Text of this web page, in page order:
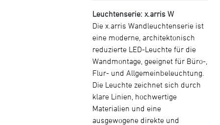
Leuchtenserie: x.arris W
Die x.arris Wandleuchtenserie ist
eine moderne, architektonisch
reduzierte LED-Leuchte für die
Wandmontage, geeignet für Büro-,
Flur- und Allgemeinbeleuchtung.
Die Leuchte zeichnet sich durch
klare Linien, hochwertige
Materialien und eine
ausgewogene direkte und